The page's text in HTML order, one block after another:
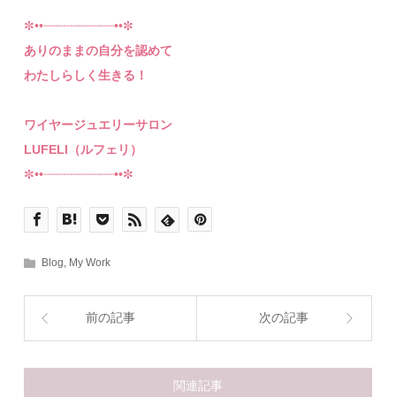
✼••┈┈┈┈┈┈┈┈┈┈••✼
ありのままの自分を認めて
わたしらしく生きる！
ワイヤージュエリーサロン
LUFELI（ルフェリ）
⁡✼••┈┈┈┈┈┈┈┈┈┈••✼
Blog, My Work
前の記事 次の記事
関連記事